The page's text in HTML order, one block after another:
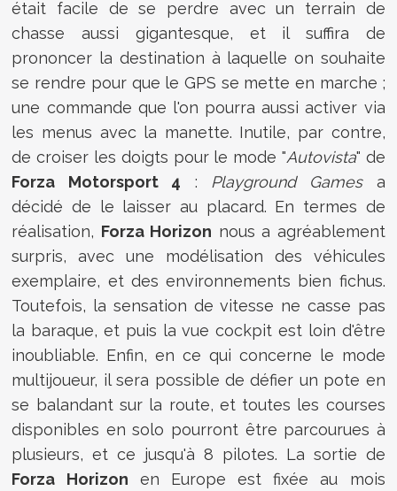
était facile de se perdre avec un terrain de
chasse aussi gigantesque, et il suffira de
prononcer la destination à laquelle on souhaite
se rendre pour que le GPS se mette en marche ;
une commande que l'on pourra aussi activer via
les menus avec la manette. Inutile, par contre,
de croiser les doigts pour le mode "Autovista" de
Forza Motorsport 4 : Playground Gamesa
décidé de le laisser au placard. En termes de
réalisation, Forza Horizon nous a agréablement
surpris, avec une modélisation des véhicules
exemplaire, et des environnements bien fichus.
Toutefois, la sensation de vitesse ne casse pas
la baraque, et puis la vue cockpit est loin d'être
inoubliable. Enfin, en ce qui concerne le mode
multijoueur, il sera possible de défier un pote en
se balandant sur la route, et toutes les courses
disponibles en solo pourront être parcourues à
plusieurs, et ce jusqu'à 8 pilotes. La sortie de
Forza Horizon en Europe est fixée au mois